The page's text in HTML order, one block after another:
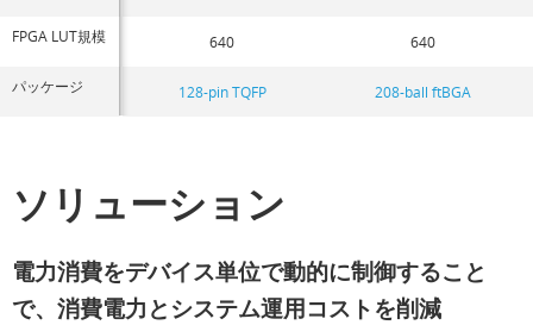
FPGA LUT規模 640 640
パッケージ 128-pin TQFP 208-ball ftBGA
ソリューション
電力消費をデバイス単位で動的に制御すること
で、消費電力とシステム運用コストを削減